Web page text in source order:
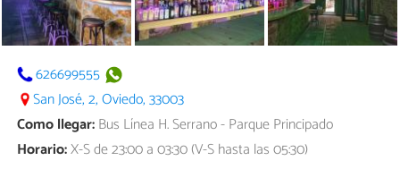
626699555
San José, 2, Oviedo, 33003
Como llegar:Bus Línea H. Serrano - Parque Principado
Horario:X-S de 23:00 a 03:30 (V-S hasta las 05:30)